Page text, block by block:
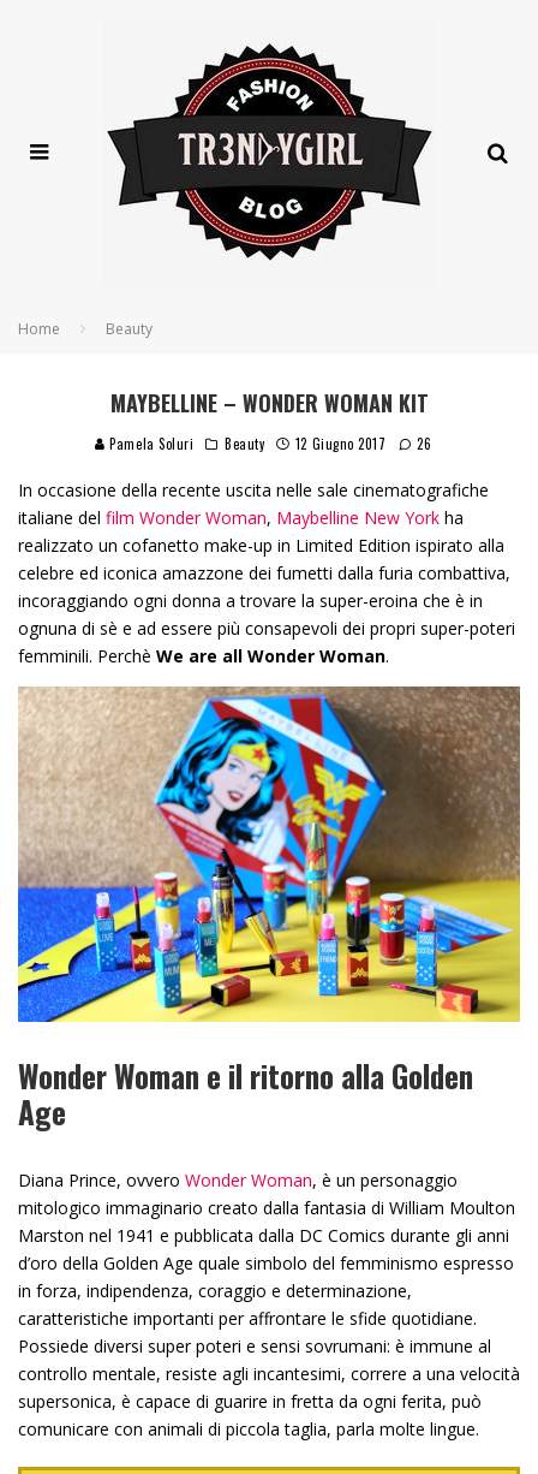
Home Beauty
MAYBELLINE – WONDER WOMAN KIT
Pamela Soluri Beauty 12 Giugno 2017 26
In occasione della recente uscita nelle sale cinematografiche
italiane del film Wonder Woman, Maybelline New York ha
realizzato un cofanetto make-up in Limited Edition ispirato alla
celebre ed iconica amazzone dei fumetti dalla furia combattiva,
incoraggiando ogni donna a trovare la super-eroina che è in
ognuna di sè e ad essere più consapevoli dei propri super-poteri
femminili. Perchè We are all Wonder Woman.
Wonder Woman e il ritorno alla Golden
Age
Diana Prince, ovvero Wonder Woman, è un personaggio
mitologico immaginario creato dalla fantasia di William Moulton
Marston nel 1941 e pubblicata dalla DC Comics durante gli anni
d’oro della Golden Age quale simbolo del femminismo espresso
in forza, indipendenza, coraggio e determinazione,
caratteristiche importanti per affrontare le sfide quotidiane.
Possiede diversi super poteri e sensi sovrumani: è immune al
controllo mentale, resiste agli incantesimi, correre a una velocità
supersonica, è capace di guarire in fretta da ogni ferita, può
comunicare con animali di piccola taglia, parla molte lingue.